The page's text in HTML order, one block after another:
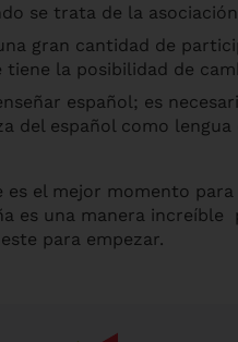
se trata de la
gran cantidad de
la posibilidad de
español; es
del español como lengua
el mejor momento
es una manera
para empezar.